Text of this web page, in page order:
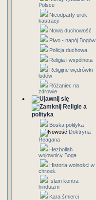
Polsce
Nieodparty urok
kastracji
Nowa duchowość
Piwo - napój Bogów
Policja duchowa
Religia i wspólnota
Religijne wędrówki
ludów
Różaniec na
zdrowie
Religie a
polityka
Boska polityka
Doktryna
Reagana
Hezbollah
wojownicy Boga
Historia wolności w
chrześ.
Islam kontra
hinduizm
Kara śmierci